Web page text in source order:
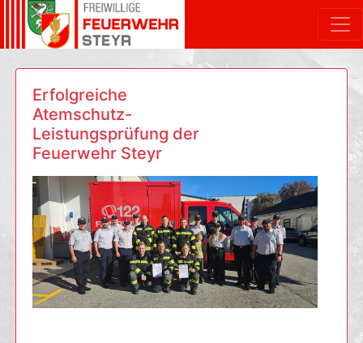
Erfolgreiche
Atemschutz-
Leistungsprüfung der
Feuerwehr Steyr